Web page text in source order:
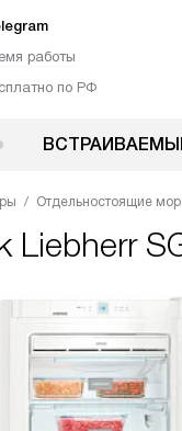
работы
по РФ
Отдельностоящие
Liebherr